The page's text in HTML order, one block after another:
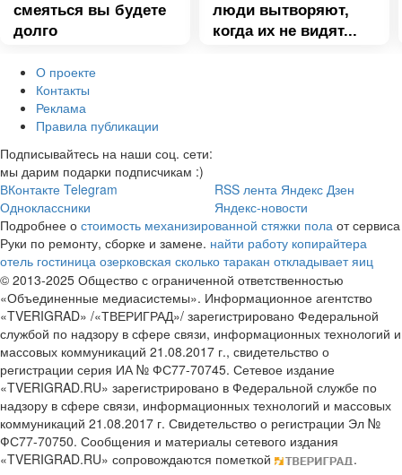
смеяться вы будете
долго
люди вытворяют,
когда их не видят...
О проекте
Контакты
Реклама
Правила публикации
Подписывайтесь на наши соц. сети:
мы дарим подарки подписчикам :)
ВКонтакте Telegram
Одноклассники
RSS лента Яндекс Дзен
Яндекс-новости
Подробнее о стоимость механизированной стяжки пола от сервиса
Руки по ремонту, сборке и замене. найти работу копирайтера
отель гостиница озерковская сколько таракан откладывает яиц
© 2013-2025 Общество с ограниченной ответственностью
«Объединенные медиасистемы». Информационное агентство
«TVERIGRAD» /«ТВЕРИГРАД»/ зарегистрировано Федеральной
службой по надзору в сфере связи, информационных технологий и
массовых коммуникаций 21.08.2017 г., свидетельство о
регистрации серия ИА № ФС77-70745. Сетевое издание
«TVERIGRAD.RU» зарегистрировано в Федеральной службе по
надзору в сфере связи, информационных технологий и массовых
коммуникаций 21.08.2017 г. Свидетельство о регистрации Эл №
ФС77-70750. Сообщения и материалы сетевого издания
«TVERIGRAD.RU» сопровождаются пометкой
.